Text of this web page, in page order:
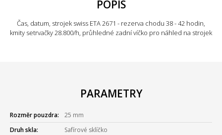
POPIS
Čas, datum, strojek swiss ETA 2671 - rezerva chodu 38 - 42 hodin,
kmity setrvačky 28.800/h, průhledné zadní víčko pro náhled na strojek
PARAMETRY
Rozměr pouzdra:
25 mm
Druh skla:
Safírové sklíčko